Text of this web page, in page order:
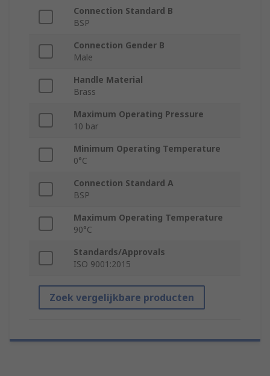
Connection Standard B
BSP
Connection Gender B
Male
Handle Material
Brass
Maximum Operating Pressure
10 bar
Minimum Operating Temperature
0°C
Connection Standard A
BSP
Maximum Operating Temperature
90°C
Standards/Approvals
ISO 9001:2015
Zoek vergelijkbare producten